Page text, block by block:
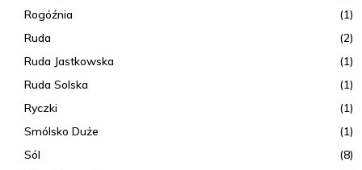
Rogóźnia
(1)
Ruda
(2)
Ruda Jastkowska
(1)
Ruda Solska
(1)
Ryczki
(1)
Smólsko Duże
(1)
Sól
(8)